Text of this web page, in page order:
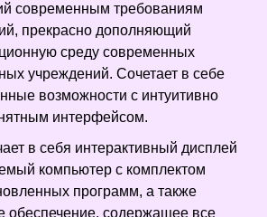
современным требованиям
прекрасно дополняющий
среду современных
учреждений. Сочетает в себе
возможности с интуитивно
интерфейсом.
в себя интерактивный дисплей
компьютер с комплектом
программ, а также
обеспечение, содержащее все